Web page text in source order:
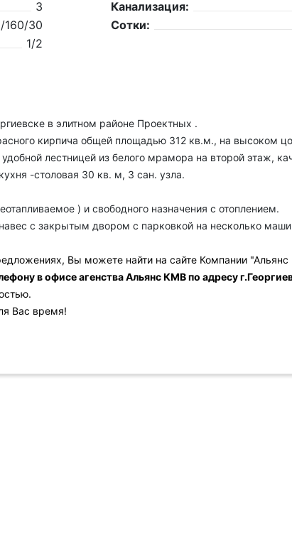
3
160/30
1/2
Канализация:
Сотки:
в элитном районе Проектных .
кирпича общей площадью 312 кв.м., на высоком
лестницей из белого мрамора на второй этаж,
-столовая 30 кв. м, 3 сан. узла.
) и свободного назначения с отоплением.
с закрытым двором с парковкой на несколько
Вы можете найти на сайте Компании
в офисе агенства Альянс КМВ по адресу
Вас время!